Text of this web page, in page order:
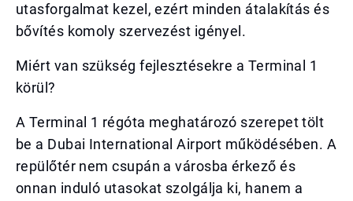
utasforgalmat kezel, ezért minden átalakítás és
bővítés komoly szervezést igényel.
Miért van szükség fejlesztésekre a Terminal 1
körül?
A Terminal 1 régóta meghatározó szerepet tölt
be a Dubai International Airport működésében. A
repülőtér nem csupán a városba érkező és
onnan induló utasokat szolgálja ki, hanem a